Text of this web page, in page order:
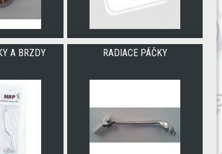
A BRZDY RADIACE PÁČKY